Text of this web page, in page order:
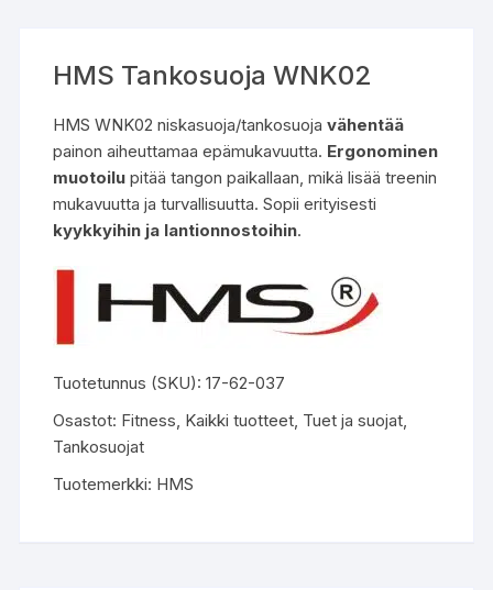
HMS Tankosuoja WNK02
HMS WNK02 niskasuoja/tankosuojavähentää
painon aiheuttamaa epämukavuutta. Ergonominen
muotoilu pitää tangon paikallaan, mikä lisää treenin
mukavuutta ja turvallisuutta. Sopii erityisesti
kyykkyihin ja lantionnostoihin.
Tuotetunnus (SKU):17-62-037
Osastot: Fitness, Kaikki tuotteet, Tuet ja suojat,
Tankosuojat
Tuotemerkki: HMS